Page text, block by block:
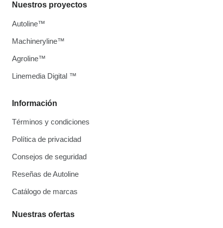
Información
Términos y condiciones
Política de privacidad
Consejos de seguridad
Reseñas de Autoline
Catálogo de marcas
Nuestras ofertas
Nuestros proyectos
Autoline™
Machineryline™
Agroline™
Linemedia Digital ™